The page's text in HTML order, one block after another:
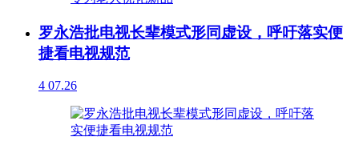
罗永浩批电视长辈模式形同虚设，呼吁落实便
捷看电视规范
4 07.26